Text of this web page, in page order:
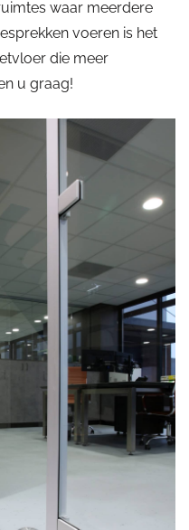
waar meerdere
voeren is het
die meer
u graag!